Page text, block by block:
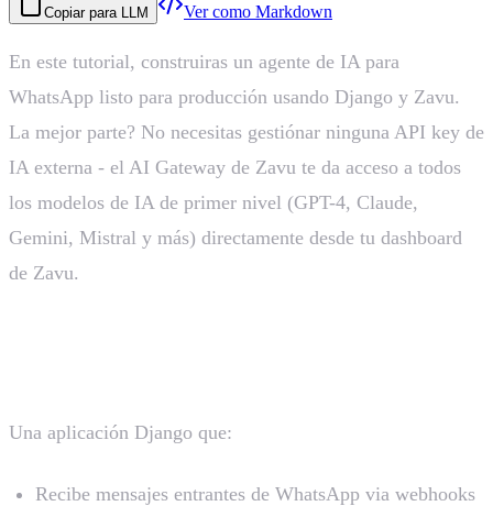
Copiar para LLM Ver como Markdown
En este tutorial, construiras un agente de IA para
WhatsApp listo para producción usando Django y Zavu.
La mejor parte? No necesitas gestiónar ninguna API key de
IA externa - el AI Gateway de Zavu te da acceso a todos
los modelos de IA de primer nivel (GPT-4, Claude,
Gemini, Mistral y más) directamente desde tu dashboard
de Zavu.
Una aplicación Django que:
Recibe mensajes entrantes de WhatsApp via webhooks